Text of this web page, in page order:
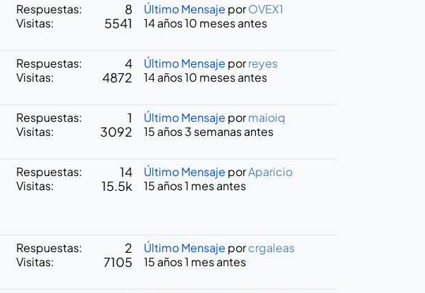
Respuestas: 8
Visitas: 5541
Último Mensaje porOVEX1
14 años 10 meses antes
Respuestas: 4
Visitas: 4872
Último Mensaje porreyes
14 años 10 meses antes
Respuestas: 1
Visitas: 3092
Último Mensaje pormaioiq
15 años 3 semanas antes
Respuestas: 14
Visitas: 15.5k
Último Mensaje porAparicio
15 años 1 mes antes
Respuestas: 2
Visitas: 7105
Último Mensaje porcrgaleas
15 años 1 mes antes